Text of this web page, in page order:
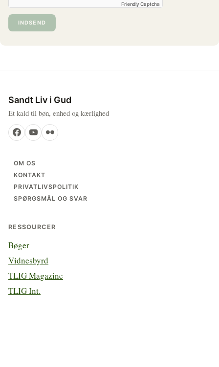
Friendly Captcha
INDSEND
Sandt Liv i Gud
Et kald til bøn, enhed og kærlighed
OM OS
KONTAKT
PRIVATLIVSPOLITIK
SPØRGSMÅL OG SVAR
RESSOURCER
Bøger
Vidnesbyrd
TLIG Magazine
TLIG Int.